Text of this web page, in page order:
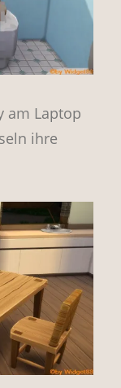
am Laptop
ihre